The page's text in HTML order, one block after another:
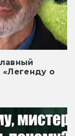
«Легенду о